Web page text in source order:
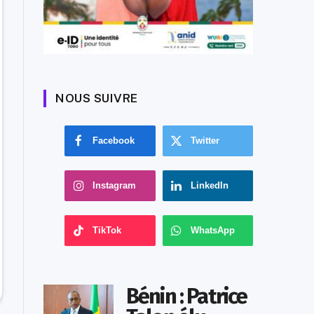
NOUS SUIVRE
Facebook Twitter
Instagram LinkedIn
TikTok WhatsApp
Bénin : Patrice